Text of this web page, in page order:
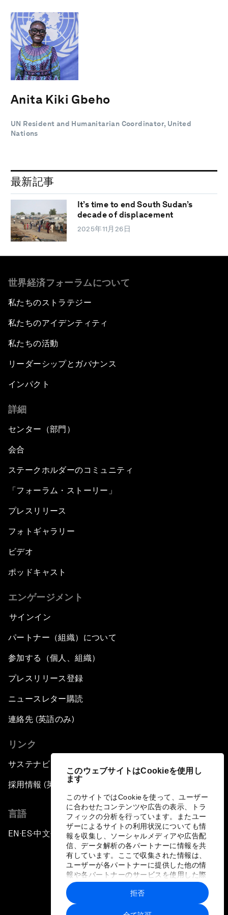
このウェブサイトはCookieを使用し
ます
このサイトではCookieを使って、ユーザー
に合わせたコンテンツや広告の表示、トラ
フィックの分析を行っています。またユー
ザーによるサイトの利用状況についても情
報を収集し、ソーシャルメディアや広告配
信、データ解析の各パートナーに情報を共
有しています。ここで収集された情報は、
ユーザーが各パートナーに提供した他の情
報や各パートナーのサービスを使用した際
に収集された情報と組み合わされ、各パー
トナーによって使用されることがありま
す。
拒否
Anita Kiki Gbeho
UN Resident and Humanitarian Coordinator, United
Nations
最新記事
It’s time to end South Sudan’s
decade of displacement
2025年11月26日
世界経済フォーラムについて
私たちのストラテジー
私たちのアイデンティティ
私たちの活動
リーダーシップとガバナンス
インパクト
詳細
センター（部門）
会合
ステークホルダーのコミュニティ
「フォーラム・ストーリー」
プレスリリース
フォトギャラリー
ビデオ
ポッドキャスト
エンゲージメント
サインイン
パートナー（組織）について
参加する（個人、組織）
プレスリリース登録
ニュースレター購読
連絡先 (英語のみ)
リンク
サステナビリティへの取り組み
採用情報 (英語のみ)
言語
EN ▪ES▪中文▪ 日本語
プライバシーポリシーと利用規約